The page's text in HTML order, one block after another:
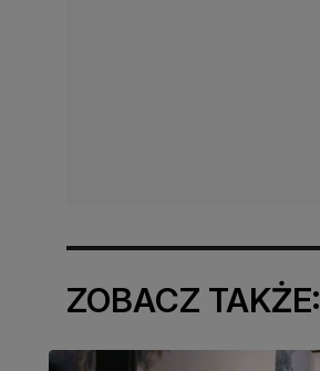
ZOBACZ TAKŻE: